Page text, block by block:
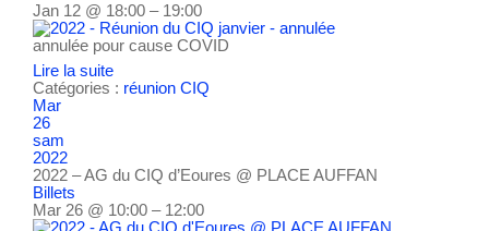
Jan 12 @ 18:00 – 19:00
annulée pour cause COVID
Lire la suite
Catégories : réunion CIQ
Mar
26
sam
2022
2022 – AG du CIQ d’Eoures @ PLACE AUFFAN
Billets
Mar 26 @ 10:00 – 12:00